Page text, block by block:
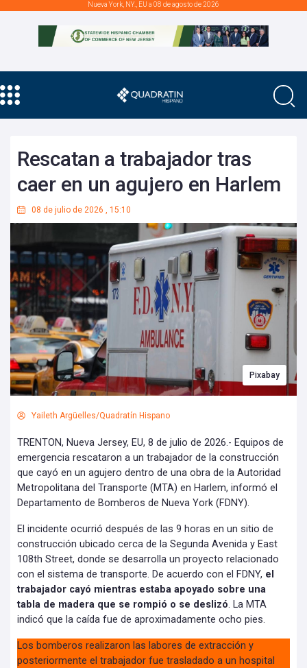
Nueva York, NY., EU a 08 de agosto de 2026
Rescatan a trabajador tras
caer en un agujero en Harlem
08 de julio de 2026 , 15:10
Pixabay
Yaileth Argüelles/Quadratín Hispano
TRENTON, Nueva Jersey, EU, 8 de julio de 2026.- Equipos de
emergencia rescataron a un trabajador de la construcción
que cayó en un agujero dentro de una obra de la Autoridad
Metropolitana del Transporte (MTA) en Harlem, informó el
Departamento de Bomberos de Nueva York (FDNY).
El incidente ocurrió después de las 9 horas en un sitio de
construcción ubicado cerca de la Segunda Avenida y East
108th Street, donde se desarrolla un proyecto relacionado
con el sistema de transporte. De acuerdo con el FDNY, el
trabajador cayó mientras estaba apoyado sobre una
tabla de madera que se rompió o se deslizó. La MTA
indicó que la caída fue de aproximadamente ocho pies.
Los bomberos realizaron las labores de extracción y
posteriormente el trabajador fue trasladado a un hospital